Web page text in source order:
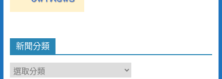
新聞分類
新